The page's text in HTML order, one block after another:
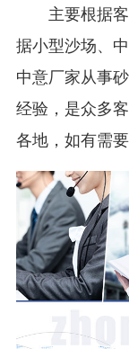
主要根据客
据小型沙场、
中意厂家从事
经验，是众多
各地，如有需